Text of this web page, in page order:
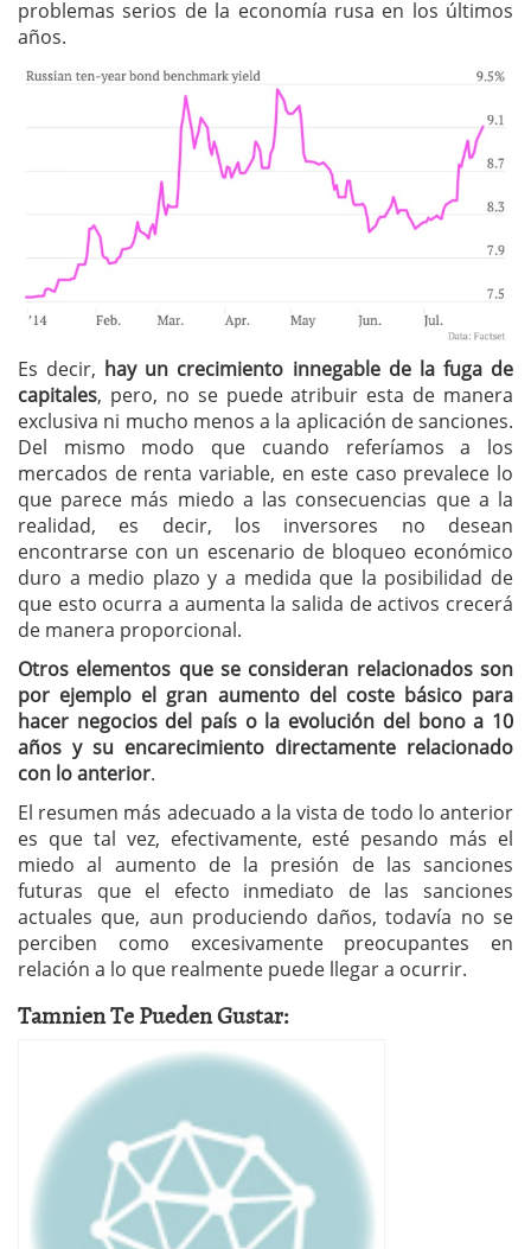
problemas serios de la economía rusa en los últimos
años.
Es decir, hay un crecimiento innegable de la fuga de
capitales, pero, no se puede atribuir esta de manera
exclusiva ni mucho menos a la aplicación de sanciones.
Del mismo modo que cuando referíamos a los
mercados de renta variable, en este caso prevalece lo
que parece más miedo a las consecuencias que a la
realidad, es decir, los inversores no desean
encontrarse con un escenario de bloqueo económico
duro a medio plazo y a medida que la posibilidad de
que esto ocurra a aumenta la salida de activos crecerá
de manera proporcional.
Otros elementos que se consideran relacionados son
por ejemplo el gran aumento del coste básico para
hacer negocios del país o la evolución del bono a 10
años y su encarecimiento directamente relacionado
con lo anterior.
El resumen más adecuado a la vista de todo lo anterior
es que tal vez, efectivamente, esté pesando más el
miedo al aumento de la presión de las sanciones
futuras que el efecto inmediato de las sanciones
actuales que, aun produciendo daños, todavía no se
perciben como excesivamente preocupantes en
relación a lo que realmente puede llegar a ocurrir.
Tamnien Te Pueden Gustar: